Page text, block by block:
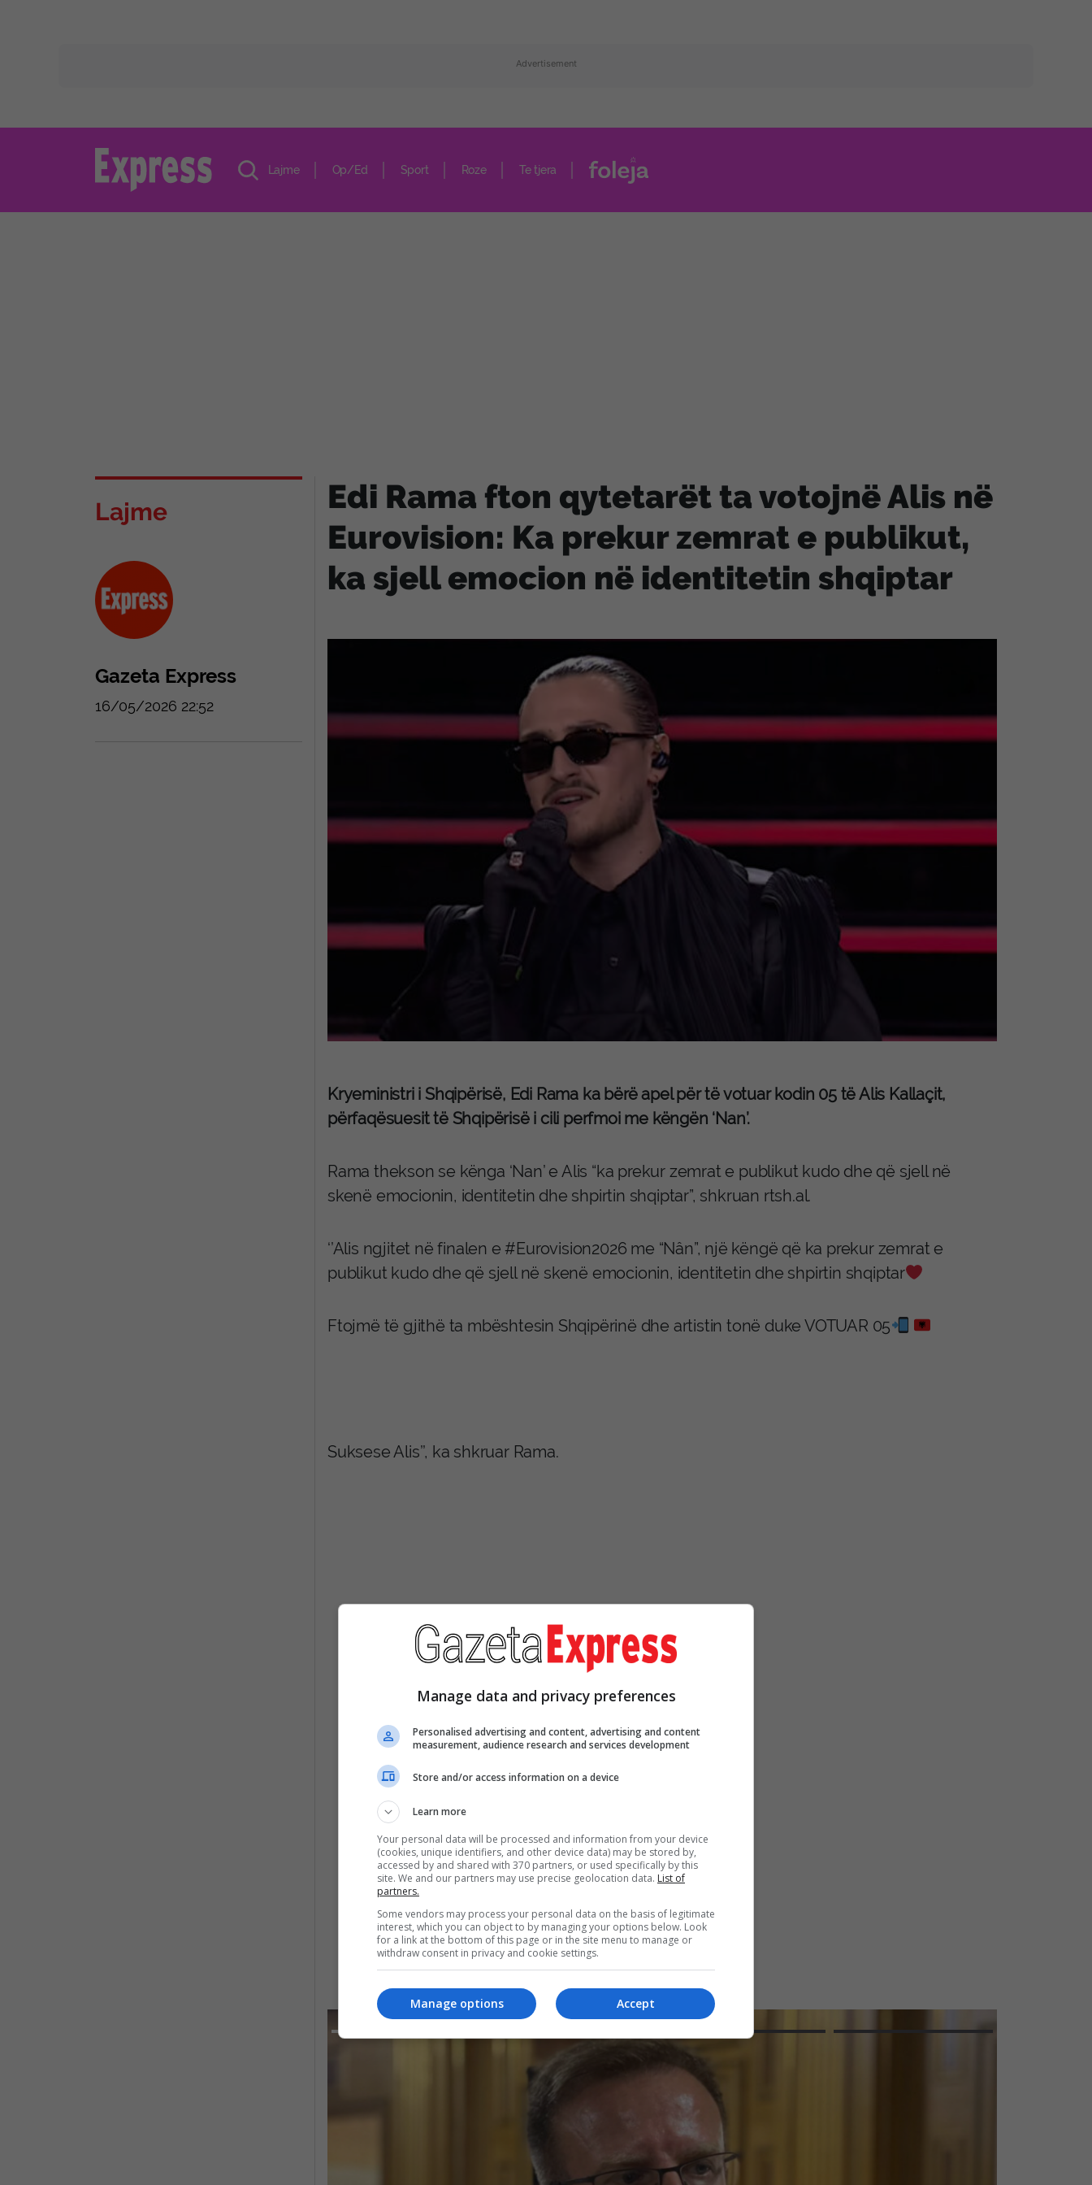
Advertisement
Lajme Op/Ed Sport Roze Te tjera
Lajme
Gazeta Express
16/05/2026 22:52
Edi Rama fton qytetarët ta votojnë Alis në
Eurovision: Ka prekur zemrat e publikut,
ka sjell emocion në identitetin shqiptar
Kryeministri i Shqipërisë, Edi Rama ka bërë apel për të votuar kodin 05 të Alis Kallaçit,
përfaqësuesit të Shqipërisë i cili perfmoi me këngën ‘Nan’.
Rama thekson se kënga ‘Nan’ e Alis “ka prekur zemrat e publikut kudo dhe që sjell në
skenë emocionin, identitetin dhe shpirtin shqiptar”, shkruan rtsh.al.
‘’Alis ngjitet në finalen e #Eurovision2026 me “Nân”, një këngë që ka prekur zemrat e
publikut kudo dhe që sjell në skenë emocionin, identitetin dhe shpirtin shqiptar
Ftojmë të gjithë ta mbështesin Shqipërinë dhe artistin tonë duke VOTUAR 05
Suksese Alis’’, ka shkruar Rama.
Manage data and privacy preferences
Personalised advertising and content, advertising and content
measurement, audience research and services development
Store and/or access information on a device
Learn more
Your personal data will be processed and information from your device
(cookies, unique identifiers, and other device data) may be stored by,
accessed by and shared with 370 partners, or used specifically by this
site. We and our partners may use precise geolocation data. List of
partners.
Some vendors may process your personal data on the basis of legitimate
interest, which you can object to by managing your options below. Look
for a link at the bottom of this page or in the site menu to manage or
withdraw consent in privacy and cookie settings.
Accept
Manage options